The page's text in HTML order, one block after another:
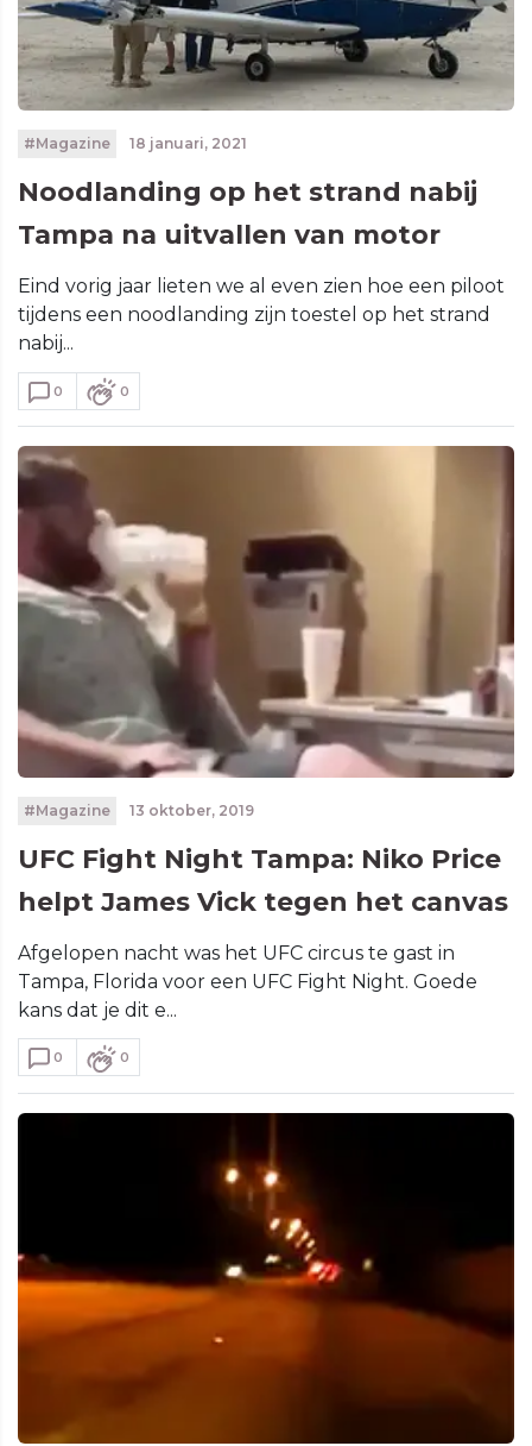
#Magazine 18 januari, 2021
Noodlanding op het strand nabij
Tampa na uitvallen van motor
Eind vorig jaar lieten we al even zien hoe een piloot
tijdens een noodlanding zijn toestel op het strand
nabij...
0 0
#Magazine 13 oktober, 2019
UFC Fight Night Tampa: Niko Price
helpt James Vick tegen het canvas
Afgelopen nacht was het UFC circus te gast in
Tampa, Florida voor een UFC Fight Night. Goede
kans dat je dit e...
0 0